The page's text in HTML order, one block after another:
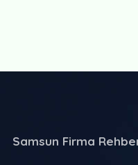
Samsun Firma